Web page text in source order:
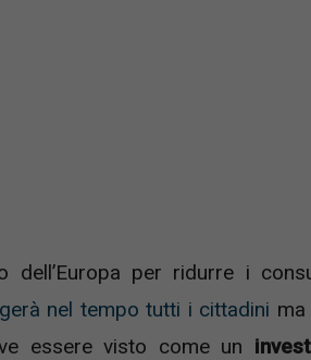
dell’Europa per ridurre i
nel tempo tutti i cittadini
essere visto come un